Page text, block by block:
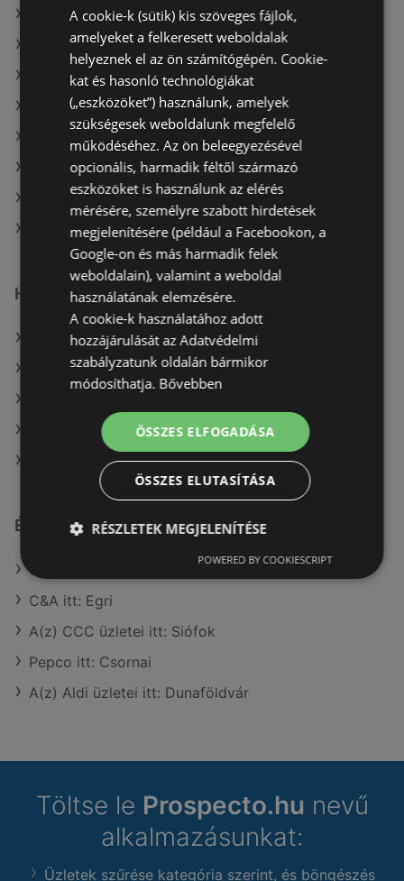
A(z) Expert Electro ajánlatai
A(z) Euronics ajánlatai
A(z) Office Depot ajánlatai
A(z) Alza.hu aktuális akciós újságjai
A(z) Media Markt aktuális akciós újságjai
A(z) BestByte aktuális akciós újságjai
A(z) Office Depot aktuális akciós újságjai
A(z) eMAG aktuális akciós újságjai
Hasonló kiskereskedők
A(z) BestByte ajánlatai
A(z) Euronics ajánlatai
A(z) Office Depot ajánlatai
A(z) eMAG ajánlatai
Érdeklődésre számot tartó elemek itt:
Coop itt: Miskolci
C&A itt: Egri
A(z) CCC üzletei itt: Siófok
Pepco itt: Csornai
A(z) Aldi üzletei itt: Dunaföldvár
Töltse le Prospecto.hu nevű
alkalmazásunkat:
Üzletek szűrése kategória szerint, és böngészés
A cookie-k (sütik) kis szöveges fájlok,
amelyeket a felkeresett weboldalak
helyeznek el az ön számítógépén. Cookie-
kat és hasonló technológiákat
(„eszközöket”) használunk, amelyek
szükségesek weboldalunk megfelelő
működéséhez. Az ön beleegyezésével
opcionális, harmadik féltől származó
eszközöket is használunk az elérés
mérésére, személyre szabott hirdetések
megjelenítésére (például a Facebookon, a
Google-on és más harmadik felek
weboldalain), valamint a weboldal
használatának elemzésére.
A cookie-k használatához adott
hozzájárulását az Adatvédelmi
szabályzatunk oldalán bármikor
módosíthatja. Bővebben
ÖSSZES ELFOGADÁSA
ÖSSZES ELUTASÍTÁSA
RÉSZLETEK MEGJELENÍTÉSE
POWERED BY COOKIESCRIPT